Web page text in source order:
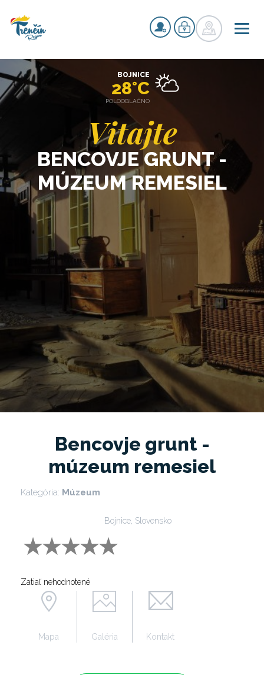
Vitajte
BENCOVJE GRUNT -
MÚZEUM REMESIEL
BOJNICE
28°C
POLOOBLAČNO
Bencovje grunt -
múzeum remesiel
Kategória: Múzeum
Bojnice, Slovensko
Zatiaľ nehodnotené
Mapa Galéria Kontakt